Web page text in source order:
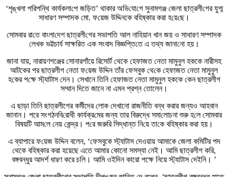
‘শৃঙ্খলা প‌রিপন্থি কার্যকলা‌পে জ‌ড়িত’ থাকার অভি‌যো‌গে সুনামগঞ্জ জেলা ছাত্রলী‌গের যুগ্ম
সাধারণ সম্পাদক মো. ফ‌য়েজ উদ্দিনকে বহিষ্কার করা হ‌য়ে‌ছে।
সোমবার রা‌তে বাংলা‌দেশ ছাত্রলী‌গের সভাপ‌তি আল না‌হিয়ান খান জয় ও সাধারণ সম্পাদক
লেখক ভট্টচার্য সাক্ষ‌রিত এক সংবাদ বিজ্ঞ‌প্তি‌তে এ তথ্য জানা‌নো হয়।
জানা যায়, নারায়ণগঞ্জের সোনারগাঁয়ে রিসোর্ট থেকে হেফাজত নেতা মামুনুল হককে নারীসহ
আটকের পর ছাত্রলীগ নেতা ফ‌য়েজ উদ্দিন তাঁর ফেসবুক থে‌কে হেফাজত নেতা মামুনুল
হ‌কের প‌ক্ষে স্ট্যাটাস দেন। সেখানে তিনি হেফাজত নেতা মামুনুল হককে কেন ছাত্রলীগ
সম্মান দিতে জানে না এমন প্রশ্ন তোলেন।
এ ছাড়া তিনি ছাত্রলীগের কর্মীদের লোক দেখানো রাজনীতি বন্ধ করার জন্যও আহবান
জানান। পরে সংগঠনবি‌রোধী কার্যক্র‌মের জন্য তার বিরুদ্ধে সমা‌লোচনা শুরু হ‌লে সোমবার
বিষয়‌টি আম‌লে নেয় কেন্দ্র। প‌রে জরু‌রি সিদ্ধান্ত নি‌য়ে তা‌কে বহিষ্কার করা হয়।
এ ব্যাপারে ফ‌য়েজ উদ্দিন বলেন, ‘ফেসবুকে স্ট্যাটাস দেওয়ায় আমাকে জেলা কমিটির পদ
থেকে বহিষ্কার করা হয়েছে এতে আমার কোনো সমস্যা নেই। আমি ছাত্রলীগ করি,
বঙ্গবন্ধুর আদর্শ ধারণ করে চলি। আমি ওইদিন কারো পক্ষে নিয়ে স্ট্যাটাস দেইনি। ’